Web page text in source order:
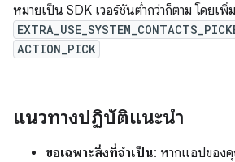
หมายเป็น SDK เวอร์ชันต่ำกว่าก็ตาม โดยเ
ACTION_PICK
แนวทางปฏิบัติแนะนำ
ขอเฉพาะสิ่งที่จำเป็น: หากแอปของ